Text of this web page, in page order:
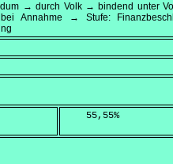
→ durch Volk → bindend unter
bei Annahme → Stufe:
    55,55
%